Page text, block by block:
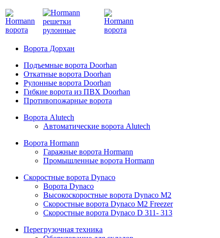
Ворота Дорхан
Подъемные ворота Doorhan
Откатные ворота Doorhan
Рулонные ворота Doorhan
Гибкие ворота из ПВХ Doorhan
Противопожарные ворота
Ворота Alutech
Автоматические ворота Alutech
Ворота Hormann
Гаражные ворота Hormann
Промышленные ворота Hormann
Скоростные ворота Dynaco
Ворота Dynaco
Высокоскоростные ворота Dynaco М2
Скоростные ворота Dynaco М2 Freezer
Скоростные ворота Dynaco D 311- 313
Перегрузочная техника